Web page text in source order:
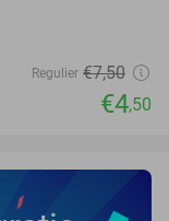
Regulier €7,50
€4,50